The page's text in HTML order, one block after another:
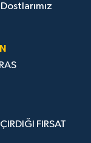
FIRSAT